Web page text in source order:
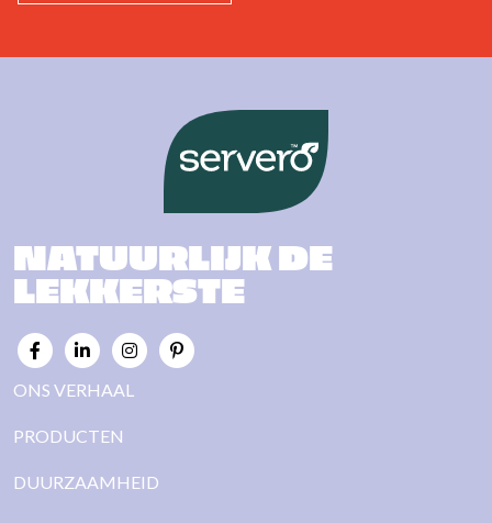
NATUURLIJK DE
LEKKERSTE
ONS VERHAAL
PRODUCTEN
DUURZAAMHEID